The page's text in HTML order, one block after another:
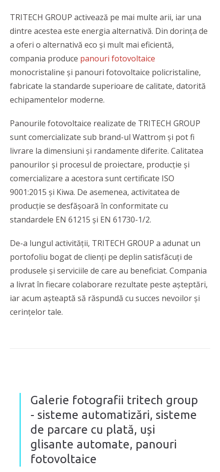
TRITECH GROUP activează pe mai multe arii, iar una
dintre acestea este energia alternativă. Din dorința de
a oferi o alternativă eco și mult mai eficientă,
compania produce panouri fotovoltaice
monocristaline și panouri fotovoltaice policristaline,
fabricate la standarde superioare de calitate, datorită
echipamentelor moderne.
Panourile fotovoltaice realizate de TRITECH GROUP
sunt comercializate sub brand-ul Wattrom și pot fi
livrare la dimensiuni și randamente diferite. Calitatea
panourilor și procesul de proiectare, producție și
comercializare a acestora sunt certificate ISO
9001:2015 și Kiwa. De asemenea, activitatea de
producție se desfășoară în conformitate cu
standardele EN 61215 și EN 61730-1/2.
De-a lungul activității, TRITECH GROUP a adunat un
portofoliu bogat de clienți pe deplin satisfăcuți de
produsele și serviciile de care au beneficiat. Compania
a livrat în fiecare colaborare rezultate peste așteptări,
iar acum așteaptă să răspundă cu succes nevoilor și
cerințelor tale.
Galerie fotografii tritech group
- sisteme automatizări, sisteme
de parcare cu plată, uși
glisante automate, panouri
fotovoltaice